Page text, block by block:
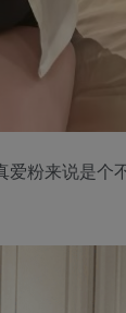
爱粉来说是个